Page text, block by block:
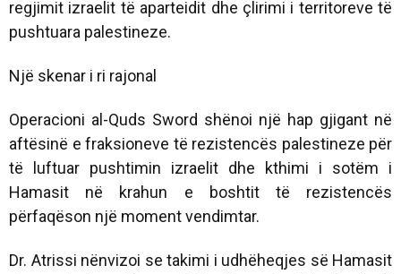
regjimit izraelit të aparteidit dhe çlirimi i territoreve të
pushtuara palestineze.
Një skenar i ri rajonal
Operacioni al-Quds Sword shënoi një hap gjigant në
aftësinë e fraksioneve të rezistencës palestineze për
të luftuar pushtimin izraelit dhe kthimi i sotëm i
Hamasit në krahun e boshtit të rezistencës
përfaqëson një moment vendimtar.
Dr. Atrissi nënvizoi se takimi i udhëheqjes së Hamasit